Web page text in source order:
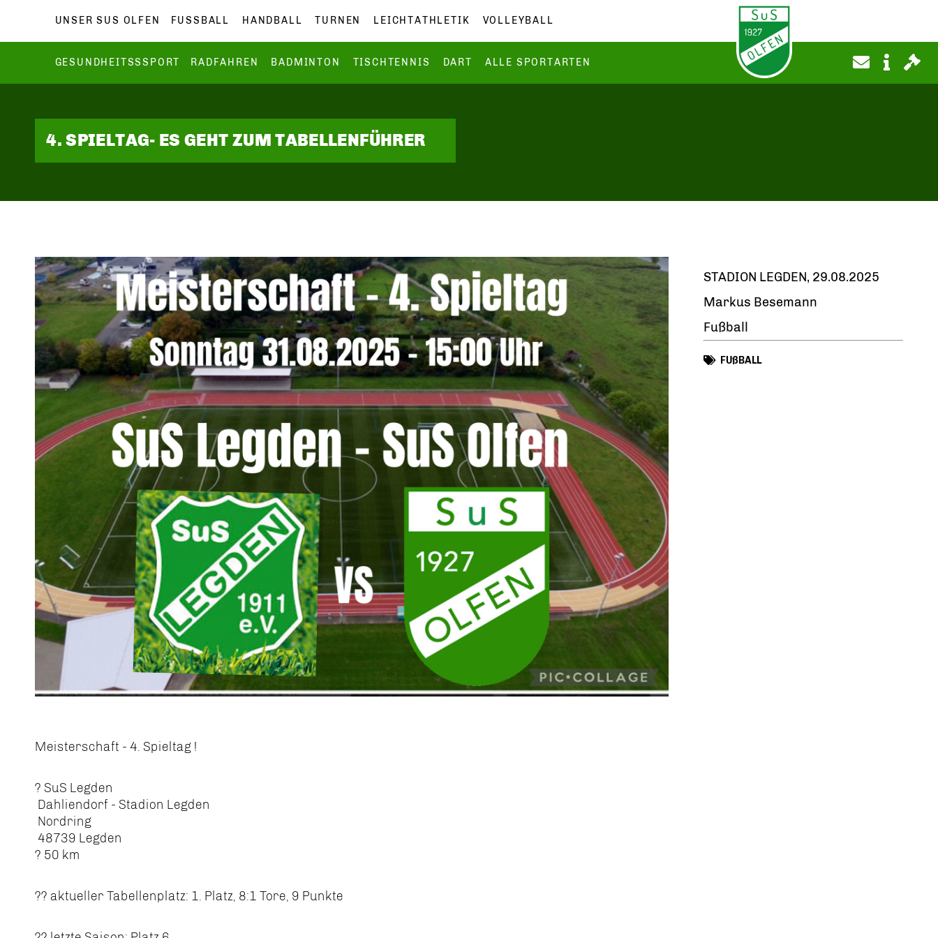
UNSER SUS OLFEN FUSSBALL HANDBALL TURNEN LEICHTATHLETIK VOLLEYBALL
GESUNDHEITSSSPORT RADFAHREN BADMINTON TISCHTENNIS DART ALLE SPORTARTEN
4. SPIELTAG- ES GEHT ZUM TABELLENFÜHRER
Meisterschaft - 4. Spieltag !
? SuS Legden
Dahliendorf - Stadion Legden
Nordring
48739 Legden
? 50 km
?? aktueller Tabellenplatz: 1. Platz, 8:1 Tore, 9 Punkte
STADION LEGDEN, 29.08.2025
Markus Besemann
Fußball
FUßBALL